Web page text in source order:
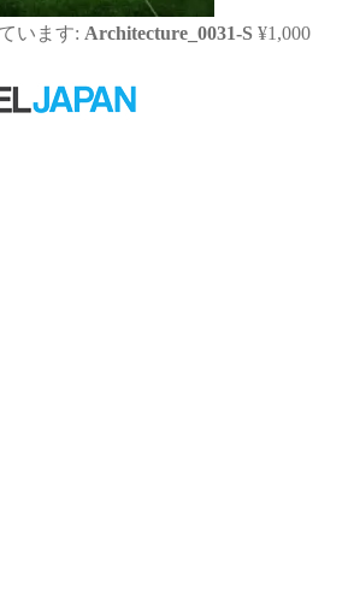
います: Architecture_0031-S ¥1,000